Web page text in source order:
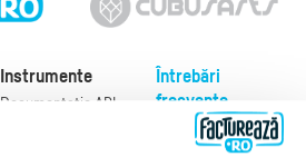
Instrumente
Documentație API
Întrebări
frecvente
Despre noi